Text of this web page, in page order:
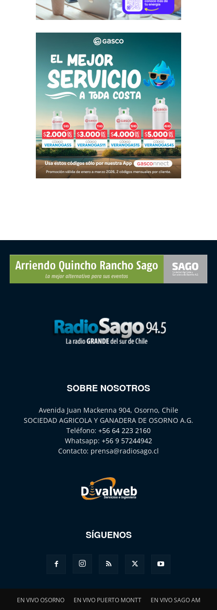
SOBRE NOSOTROS
Avenida Juan Mackenna 904, Osorno, Chile
SOCIEDAD AGRICOLA Y GANADERA DE OSORNO A.G.
Teléfono: +56 64 223 2160
Whatsapp: +56 9 57244942
Contacto: prensa@radiosago.cl
SÍGUENOS
EN VIVO OSORNO EN VIVO PUERTO MONTT EN VIVO SAGO AM